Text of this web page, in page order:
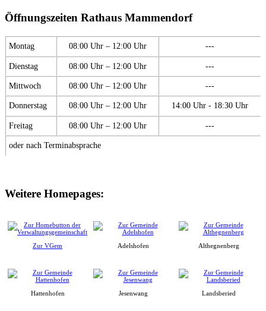
Öffnungszeiten Rathaus Mammendorf
Montag 08:00 Uhr – 12:00 Uhr ---
Dienstag 08:00 Uhr – 12:00 Uhr ---
Mittwoch 08:00 Uhr – 12:00 Uhr ---
Donnerstag 08:00 Uhr – 12:00 Uhr 14:00 Uhr - 18:30 Uhr
Freitag 08:00 Uhr – 12:00 Uhr ---
oder nach Terminabsprache
Weitere Homepages:
Zur VGem Adelshofen Althegnenberg
Hattenhofen Jesenwang Landsberied